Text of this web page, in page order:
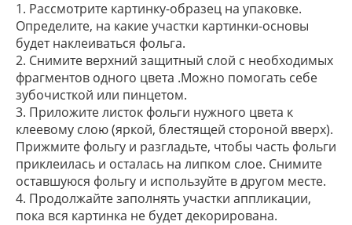
1. Рассмотрите картинку-образец на упаковке.
Определите, на какие участки картинки-основы
будет наклеиваться фольга.
2. Снимите верхний защитный слой с необходимых
фрагментов одного цвета .Можно помогать себе
зубочисткой или пинцетом.
3. Приложите листок фольги нужного цвета к
клеевому слою (яркой, блестящей стороной вверх).
Прижмите фольгу и разгладьте, чтобы часть фольги
приклеилась и осталась на липком слое. Снимите
оставшуюся фольгу и используйте в другом месте.
4. Продолжайте заполнять участки аппликации,
пока вся картинка не будет декорирована.